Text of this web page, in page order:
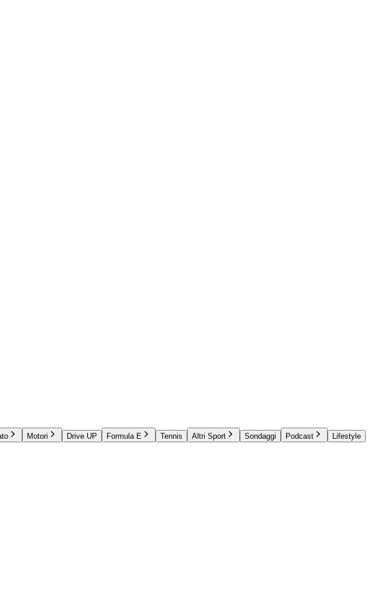
Motori Drive UP Formula E Tennis Altri Sport Sondaggi Podcast
Lifestyle